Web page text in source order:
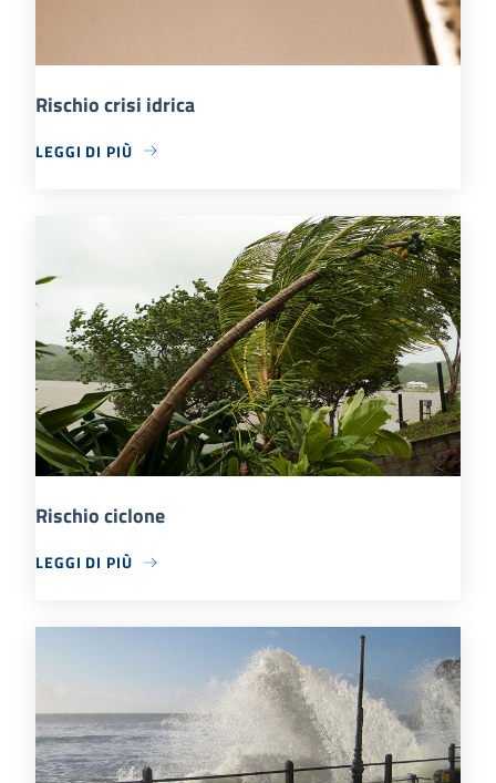
Rischio crisi idrica
LEGGI DI PIÙ
Rischio ciclone
LEGGI DI PIÙ